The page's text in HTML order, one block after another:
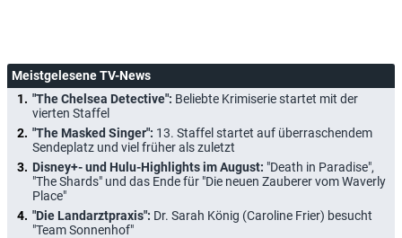
Meistgelesene TV-News
"The Chelsea Detective": Beliebte Krimiserie startet mit der
vierten Staffel
"The Masked Singer": 13. Staffel startet auf überraschendem
Sendeplatz und viel früher als zuletzt
Disney+- und Hulu-Highlights im August: "Death in Paradise",
"The Shards" und das Ende für "Die neuen Zauberer vom Waverly
Place"
"Die Landarztpraxis": Dr. Sarah König (Caroline Frier) besucht
"Team Sonnenhof"